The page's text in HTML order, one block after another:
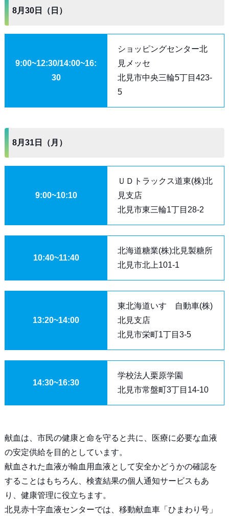
8月30日（日）
9:00~12:30/14:00~16:
30
ショッピングセンター北
見メッセ
北見市中央三輪5丁目423-
5
8月31日（月）
9:00~10:10
ＵＤトラックス道東(株)北
見支店
北見市東三輪1丁目28-2
10:40~11:40
北海道糖業(株)北見製糖所
北見市北上101-1
13:20~14:00
東北海道いすゞ自動車(株)
北見支店
北見市栄町1丁目3-5
14:30~16:30
学校法人栗原学園
北見市常盤町3丁目14-10
献血は、市民の健康と命を守ると共に、医療に必要な血液
の安定供給を目的としています。
献血された血液が輸血用血液として安全かどうかの確認を
することはもちろん、検査結果の個人通知サービスもあ
り、健康管理に役立ちます。
北見赤十字血液センターでは、移動献血車「ひまわり号」